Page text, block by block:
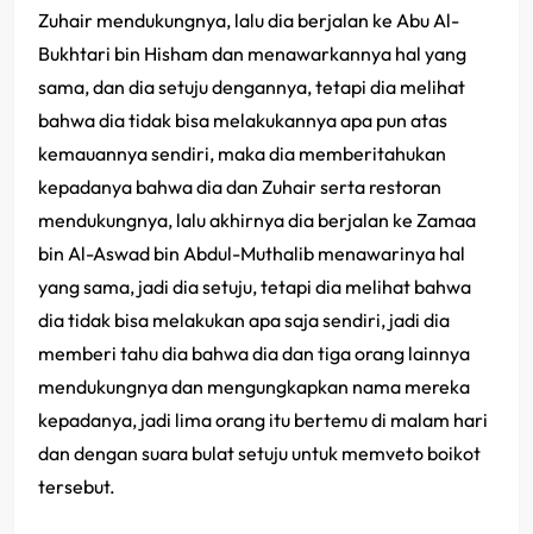
Zuhair mendukungnya, lalu dia berjalan ke Abu Al-
Bukhtari bin Hisham dan menawarkannya hal yang
sama, dan dia setuju dengannya, tetapi dia melihat
bahwa dia tidak bisa melakukannya apa pun atas
kemauannya sendiri, maka dia memberitahukan
kepadanya bahwa dia dan Zuhair serta restoran
mendukungnya, lalu akhirnya dia berjalan ke Zamaa
bin Al-Aswad bin Abdul-Muthalib menawarinya hal
yang sama, jadi dia setuju, tetapi dia melihat bahwa
dia tidak bisa melakukan apa saja sendiri, jadi dia
memberi tahu dia bahwa dia dan tiga orang lainnya
mendukungnya dan mengungkapkan nama mereka
kepadanya, jadi lima orang itu bertemu di malam hari
dan dengan suara bulat setuju untuk memveto boikot
tersebut.